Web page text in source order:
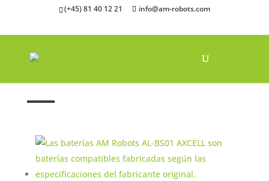
(+45) 81 40 12 21 info@am-robots.com